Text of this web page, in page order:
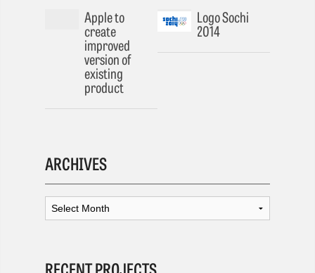
Apple to
create
improved
version of
existing
product
Logo Sochi
2014
ARCHIVES